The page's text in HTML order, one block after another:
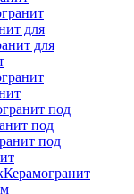
для
для
под
под
под
Керамогранит